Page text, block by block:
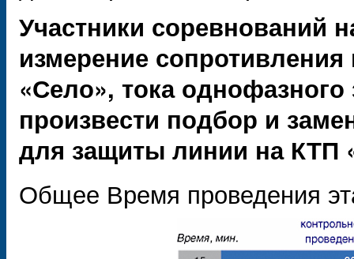
Участники соревнований
измерение
«Село», тока
произвести подбор и
для защиты линии на КТП
Общее Время проведения